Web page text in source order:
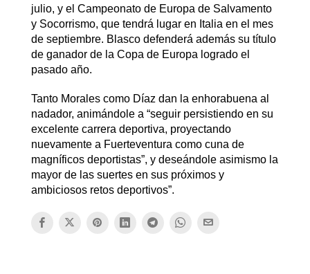
julio, y el Campeonato de Europa de Salvamento
y Socorrismo, que tendrá lugar en Italia en el mes
de septiembre. Blasco defenderá además su título
de ganador de la Copa de Europa logrado el
pasado año.
Tanto Morales como Díaz dan la enhorabuena al
nadador, animándole a “seguir persistiendo en su
excelente carrera deportiva, proyectando
nuevamente a Fuerteventura como cuna de
magníficos deportistas”, y deseándole asimismo la
mayor de las suertes en sus próximos y
ambiciosos retos deportivos”.